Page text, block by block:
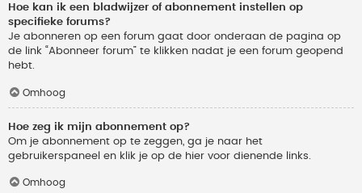
Hoe kan ik een bladwijzer of abonnement instellen op
specifieke forums?
Je abonneren op een forum gaat door onderaan de pagina op
de link “Abonneer forum” te klikken nadat je een forum geopend
hebt.
Omhoog
Hoe zeg ik mijn abonnement op?
Om je abonnement op te zeggen, ga je naar het
gebruikerspaneel en klik je op de hier voor dienende links.
Omhoog